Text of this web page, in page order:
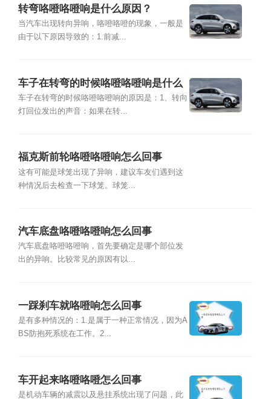
转弯咯噔咯噔响是什么原因？
当汽车出现转向异响，咯噔咯噔的现象，一般是
由于以下原因导致的：1.前减...
车子在转弯的时候咯噔咯噔响是什么
原因？
车子在转弯的时候咯噔咯噔响的原因是：1、转向
灯回位发出的声音：如果在转...
福克斯前轮咯噔咯噔响怎么回事
这有可能是球笼出现了异响，建议车友们遇到这
种情况后去检查一下球笼。球笼...
汽车底盘咯噔咯噔响怎么回事
汽车底盘咯噔咯噔响，首先要确定是哪个部位发
出的异响。比较常见的原因有以...
一踩刹车就咯噔响怎么回事
是有多种情况的：1.是属于一种正常情况，因为A
BS防抱死系统在工作。2...
车开起来咯噔咯噔怎么回事
是机动车辆的减震以及悬挂系统出现了问题，此